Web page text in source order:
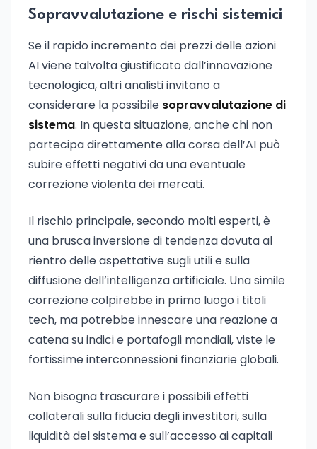
Sopravvalutazione e rischi sistemici
Se il rapido incremento dei prezzi delle azioni
AI viene talvolta giustificato dall’innovazione
tecnologica, altri analisti invitano a
considerare la possibile sopravvalutazione di
sistema. In questa situazione, anche chi non
partecipa direttamente alla corsa dell’AI può
subire effetti negativi da una eventuale
correzione violenta dei mercati.
Il rischio principale, secondo molti esperti, è
una brusca inversione di tendenza dovuta al
rientro delle aspettative sugli utili e sulla
diffusione dell’intelligenza artificiale. Una simile
correzione colpirebbe in primo luogo i titoli
tech, ma potrebbe innescare una reazione a
catena su indici e portafogli mondiali, viste le
fortissime interconnessioni finanziarie globali.
Non bisogna trascurare i possibili effetti
collaterali sulla fiducia degli investitori, sulla
liquidità del sistema e sull’accesso ai capitali